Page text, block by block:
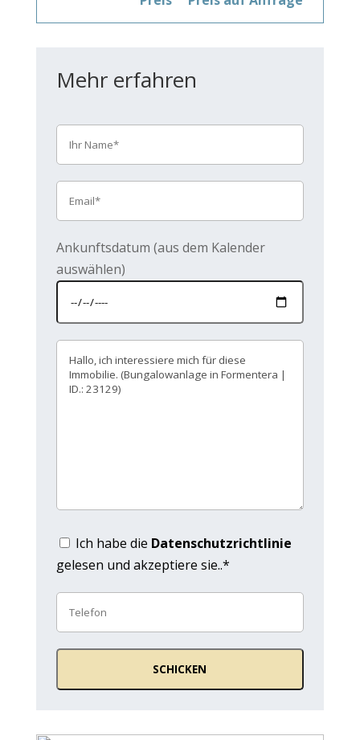
Mehr erfahren
Ankunftsdatum (aus dem Kalender
auswählen)
Ich habe die Datenschutzrichtlinie
gelesen und akzeptiere sie..*